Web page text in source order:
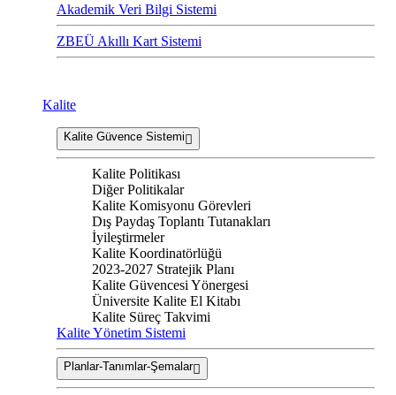
Akademik Veri Bilgi Sistemi
ZBEÜ Akıllı Kart Sistemi
Kalite
Kalite Güvence Sistemi
Kalite Politikası
Diğer Politikalar
Kalite Komisyonu Görevleri
Dış Paydaş Toplantı Tutanakları
İyileştirmeler
Kalite Koordinatörlüğü
2023-2027 Stratejik Planı
Kalite Güvencesi Yönergesi
Üniversite Kalite El Kitabı
Kalite Süreç Takvimi
Kalite Yönetim Sistemi
Planlar-Tanımlar-Şemalar